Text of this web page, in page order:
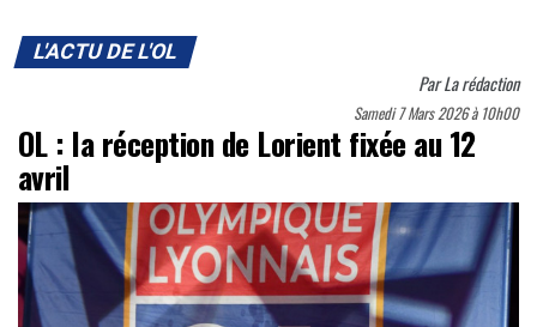
L'ACTU DE L'OL
ParLa rédaction
Samedi 7 Mars 2026 à 10h00
OL : la réception de Lorient fixée au 12
avril